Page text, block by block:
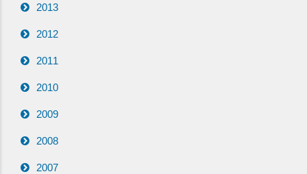
2013
2012
2011
2010
2009
2008
2007